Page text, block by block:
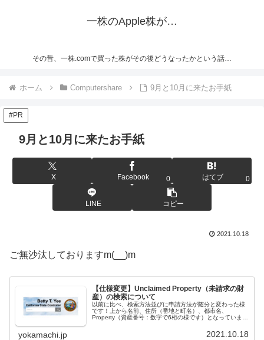
一株のApple株が…
その昔、一株.comで買った株がその後どうなったかという話…
ホーム Computershare 9月と10月に来たお手紙
#PR
9月と10月に来たお手紙
X Facebook 0 はてブ 0
LINE コピー
2021.10.18
ご無沙汰しておりますm(__)m
【仕様変更】Unclaimed Property（未請求の財
産）の検索について
以前に比べ、検索方法並びに申請方法が随分と変わった様
です！上から名前、住所（番地と町名）、都市名、
Property（資産番号：数字で6桁の様です）となっていま
yokamachi.jp 2021.10.18